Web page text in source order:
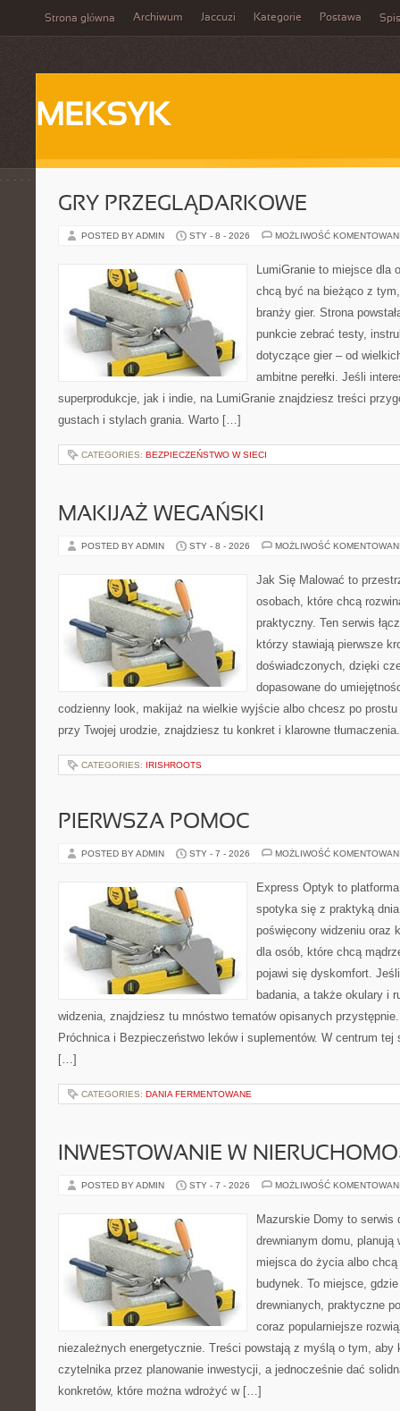
Strona główna Archiwum Jaccuzi Kategorie Postawa
MEKSYK
GRY PRZEGLĄDARKOWE
POSTED BY ADMIN STY - 8 - 2026 MOŻLIWOŚĆ
LumiGranie to miejsce dla
chcą być na bieżąco z
branży gier. Strona
punkcie zebrać testy,
dotyczące gier – od
ambitne perełki. Jeśli
superprodukcje, jak i indie, na LumiGranie znajdziesz treści
gustach i stylach grania. Warto […]
CATEGORIES: BEZPIECZEŃSTWO W SIECI
MAKIJAŻ WEGAŃSKI
POSTED BY ADMIN STY - 8 - 2026 MOŻLIWOŚĆ
Jak Się Malować to
osobach, które chcą
praktyczny. Ten serwis
którzy stawiają pierwsze
doświadczonych, dzięki
dopasowane do
codzienny look, makijaż na wielkie wyjście albo chcesz po prostu
przy Twojej urodzie, znajdziesz tu konkret i klarowne
CATEGORIES: IRISHROOTS
PIERWSZA POMOC
POSTED BY ADMIN STY - 7 - 2026 MOŻLIWOŚĆ
Express Optyk to
spotyka się z praktyką
poświęcony widzeniu oraz
dla osób, które chcą
pojawi się dyskomfort.
badania, a także okulary i
widzenia, znajdziesz tu mnóstwo tematów opisanych
Próchnica i Bezpieczeństwo leków i suplementów. W centrum tej
[…]
CATEGORIES: DANIA FERMENTOWANE
INWESTOWANIE W
POSTED BY ADMIN STY - 7 - 2026 MOŻLIWOŚĆ
Mazurskie Domy to serwis
drewnianym domu, planują
miejsca do życia albo
budynek. To miejsce,
drewnianych, praktyczne
coraz popularniejsze
niezależnych energetycznie. Treści powstają z myślą o tym, aby
czytelnika przez planowanie inwestycji, a jednocześnie dać
konkretów, które można wdrożyć w […]